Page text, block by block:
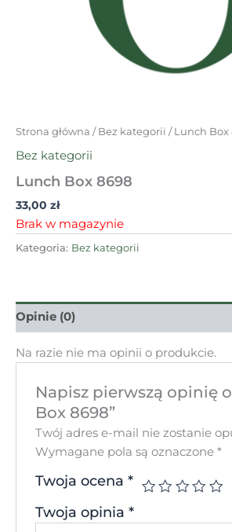
Strona główna /Bez kategorii / Lunch Box
Bez kategorii
Lunch Box 8698
33,00 zł
Brak w magazynie
Kategoria: Bez kategorii
Opinie (0)
Na razie nie ma opinii o produkcie.
Napisz pierwszą opinię
Box 8698”
Twój adres e-mail nie zostanie
Wymagane pola są oznaczone*
Twoja ocena*
Twoja opinia*